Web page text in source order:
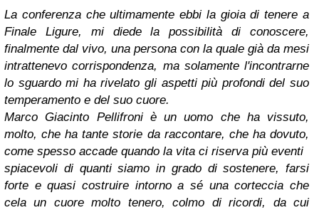
La conferenza che ultimamente ebbi la gioia di tenere a
Finale Ligure, mi diede la possibilità di conoscere,
finalmente dal vivo, una persona con la quale già da mesi
intrattenevo corrispondenza, ma solamente l'incontrarne
lo sguardo mi ha rivelato gli aspetti più profondi del suo
temperamento e del suo cuore.
Marco Giacinto Pellifroni è un uomo che ha vissuto,
molto, che ha tante storie da raccontare, che ha dovuto,
come spesso accade quando la vita ci riserva più eventi
spiacevoli di quanti siamo in grado di sostenere, farsi
forte e quasi costruire intorno a sé una corteccia che
cela un cuore molto tenero, colmo di ricordi, da cui